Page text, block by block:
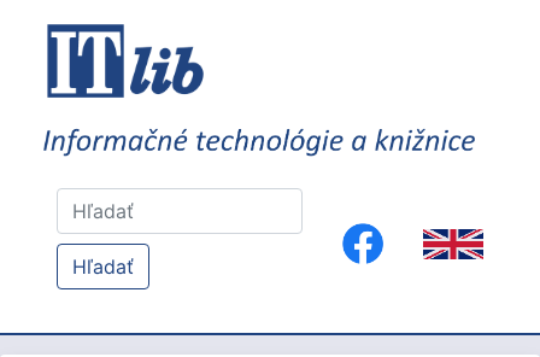
Hľadať